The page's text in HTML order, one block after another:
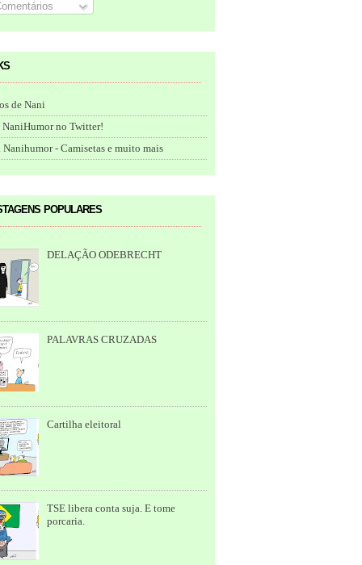
de Nani
NaniHumor no Twitter!
- Camisetas e muito mais
populares
DELAÇÃO ODEBRECHT
PALAVRAS CRUZADAS
Cartilha eleitoral
TSE libera conta suja. E tome
porcaria.